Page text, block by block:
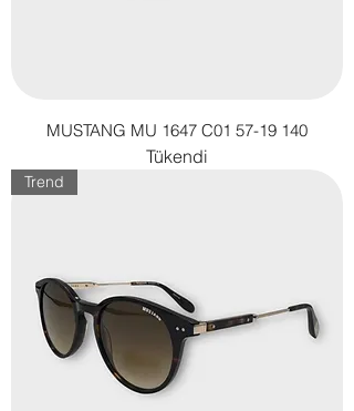
MUSTANG MU 1647 C01 57-19 140
Tükendi
Trend